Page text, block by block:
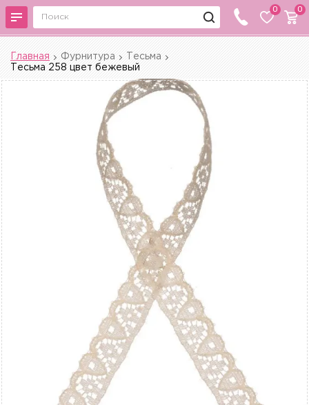
0 0
Главная Фурнитура
Тесьма
Тесьма 258 цвет бежевый